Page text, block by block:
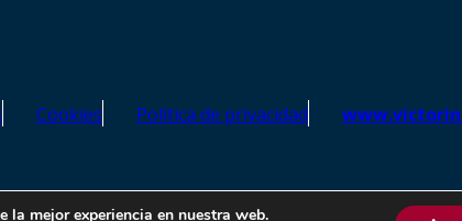
Cookies Política de privacidad
– Todos los derechos reservados | SEO de Agencia
la mejor experiencia en nuestra web.